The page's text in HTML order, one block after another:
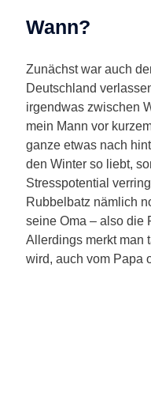
Wann?
Zunächst war auch
Deutschland
irgendwas zwischen
mein Mann vor
ganze etwas nach
den Winter so liebt,
Stresspotential
Rubbelbatz nämlich
seine Oma – also die
Allerdings merkt man
wird, auch vom Papa